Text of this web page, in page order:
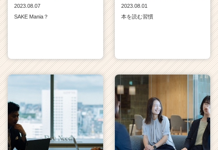
2023.08.07
SAKE Mania？
2023.08.01
本を読む習慣